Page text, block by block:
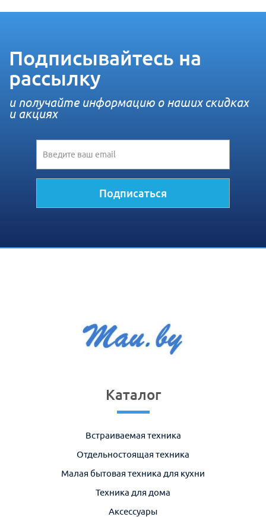
Подписывайтесь на
рассылку
и получайте информацию о наших скидках
и акциях
Подписаться
Каталог
Встраиваемая техника
Отдельностоящая техника
Малая бытовая техника для кухни
Техника для дома
Аксессуары